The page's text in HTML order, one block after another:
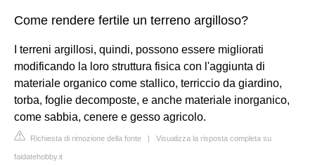
Come rendere fertile un terreno argilloso?
I terreni argillosi, quindi, possono essere migliorati
modificando la loro struttura fisica con l'aggiunta di
materiale organico come stallico, terriccio da giardino,
torba, foglie decomposte, e anche materiale inorganico,
come sabbia, cenere e gesso agricolo.
Richiesta di rimozione della fonte | Visualizza la risposta completa su
faidatehobby.it